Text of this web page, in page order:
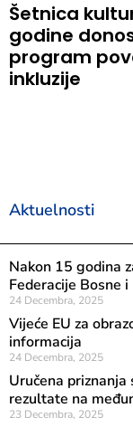
Šetnica
godine
program
inkluzije
Aktuelnosti
Nakon 15 godina
Federacije Bosne
24 Decembra, 2025
Vijeće EU za
informacija
24 Decembra, 2025
Uručena
rezultate na
23 Decembra, 2025